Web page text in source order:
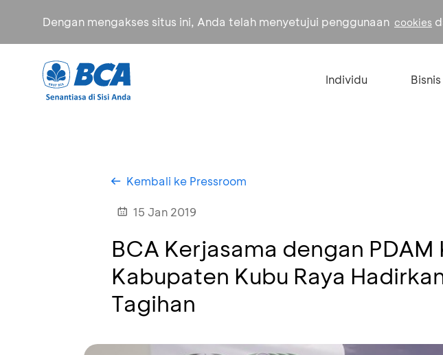
Dengan mengakses situs ini, Anda telah menyetujui penggunaan cookies
Individu Bisnis
Kembali ke Pressroom
15 Jan 2019
BCA Kerjasama dengan
Kabupaten Kubu Raya
Tagihan